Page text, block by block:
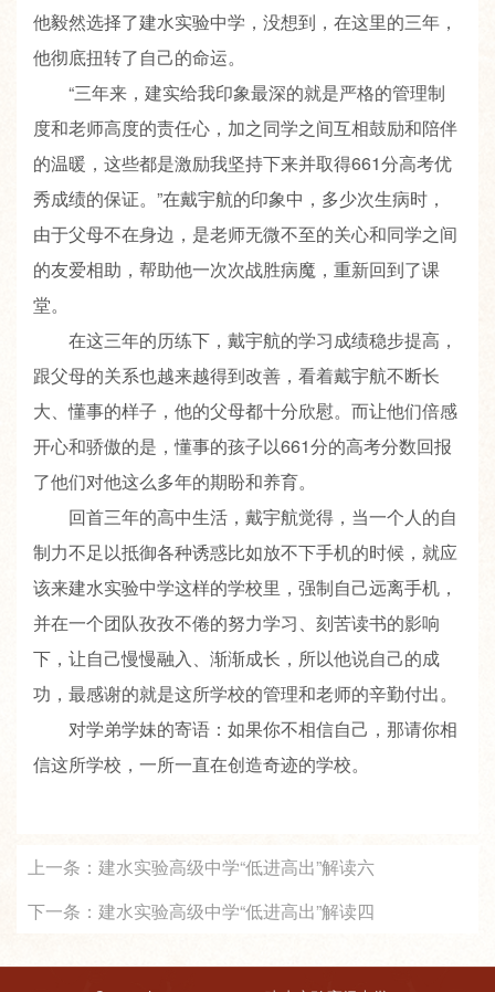
他毅然选择了建水实验中学，没想到，在这里的三年，
他彻底扭转了自己的命运。
“三年来，建实给我印象最深的就是严格的管理制
度和老师高度的责任心，加之同学之间互相鼓励和陪伴
的温暖，这些都是激励我坚持下来并取得661分高考优
秀成绩的保证。”在戴宇航的印象中，多少次生病时，
由于父母不在身边，是老师无微不至的关心和同学之间
的友爱相助，帮助他一次次战胜病魔，重新回到了课
堂。
在这三年的历练下，戴宇航的学习成绩稳步提高，
跟父母的关系也越来越得到改善，看着戴宇航不断长
大、懂事的样子，他的父母都十分欣慰。而让他们倍感
开心和骄傲的是，懂事的孩子以661分的高考分数回报
了他们对他这么多年的期盼和养育。
回首三年的高中生活，戴宇航觉得，当一个人的自
制力不足以抵御各种诱惑比如放不下手机的时候，就应
该来建水实验中学这样的学校里，强制自己远离手机，
并在一个团队孜孜不倦的努力学习、刻苦读书的影响
下，让自己慢慢融入、渐渐成长，所以他说自己的成
功，最感谢的就是这所学校的管理和老师的辛勤付出。
对学弟学妹的寄语：如果你不相信自己，那请你相
信这所学校，一所一直在创造奇迹的学校。
上一条： 建水实验高级中学“低进高出”解读六
下一条： 建水实验高级中学“低进高出”解读四